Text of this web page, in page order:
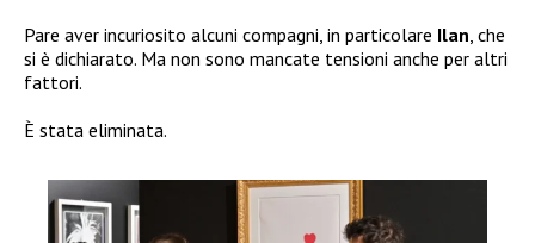
Pare aver incuriosito alcuni compagni, in particolare Ilan , che
si è dichiarato. Ma non sono mancate tensioni anche per altri
fattori.
È stata eliminata.